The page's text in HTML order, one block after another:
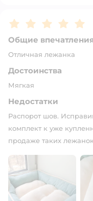
Рейтинг:5
Общие впечатления
Отличная лежанка
Достоинства
Мягкая
Недостатки
Распорот шов.
комплект к уже
продаже таких